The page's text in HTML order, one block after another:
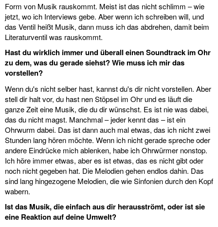
Form von Musik rauskommt. Meist ist das nicht schlimm – wie
jetzt, wo ich Interviews gebe. Aber wenn ich schreiben will, und
das Ventil heißt Musik, dann muss ich das abdrehen, damit beim
Literaturventil was rauskommt.
Hast du wirklich immer und überall einen Soundtrack im Ohr
zu dem, was du gerade siehst? Wie muss ich mir das
vorstellen?
Wenn du's nicht selber hast, kannst du's dir nicht vorstellen. Aber
stell dir halt vor, du hast nen Stöpsel im Ohr und es läuft die
ganze Zeit eine Musik, die du dir wünschst. Es ist nie was dabei,
das du nicht magst. Manchmal – jeder kennt das – ist ein
Ohrwurm dabei. Das ist dann auch mal etwas, das ich nicht zwei
Stunden lang hören möchte. Wenn ich nicht gerade spreche oder
andere Eindrücke mich ablenken, habe ich Ohrwürmer nonstop.
Ich höre immer etwas, aber es ist etwas, das es nicht gibt oder
noch nicht gegeben hat. Die Melodien gehen endlos dahin. Das
sind lang hingezogene Melodien, die wie Sinfonien durch den Kopf
wabern.
Ist das Musik, die einfach aus dir herausströmt, oder ist sie
eine Reaktion auf deine Umwelt?